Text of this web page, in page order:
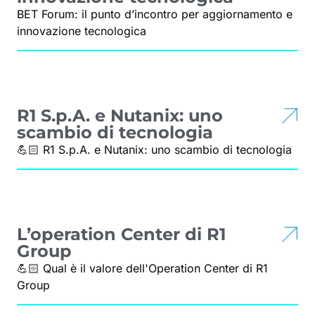
BET Forum: il punto d’incontro per aggiornamento e
innovazione tecnologica
R1 S.p.A. e Nutanix: uno
scambio di tecnologia
💪🏻 R1 S.p.A. e Nutanix: uno scambio di tecnologia
L’operation Center di R1
Group
💪🏻 Qual è il valore dell'Operation Center di R1
Group